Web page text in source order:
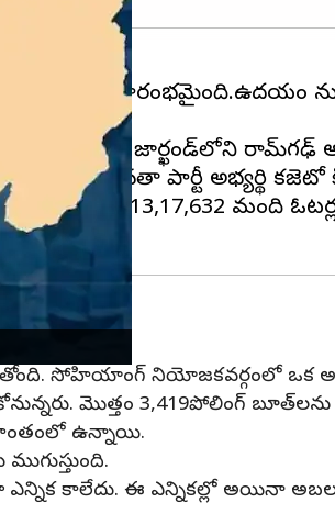
మధ్య ప్రారంభమైంది.ఉదయం
సాగర్దిఘి, జార్ఖండ్‌లోని రామ్‌గఢ్
భారతీయ జనతా పార్టీ అభ్యర్థి
13,17,632 మంది
సోహియాంగ్ నియోజకవర్గంలో
మొత్తం 3,419పోలింగ్
ఉన్నాయి.
కాలేదు. ఈ ఎన్నికల్లో అయినా